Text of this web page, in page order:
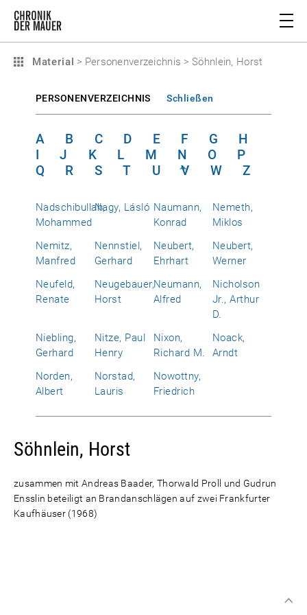
Material > Personenverzeichnis > Söhnlein, Horst
PERSONENVERZEICHNIS Schließen
A B C D E F G
H
I
J K L M N O
P
Q
R S T U V W Z
Nadschibullah,
Mohammed
Nagy, Lásló Naumann,
Konrad
Nemeth,
Miklos
Nemitz,
Manfred
Nennstiel,
Gerhard
Neubert,
Ehrhart
Neubert,
Werner
Neufeld,
Renate
Neugebauer,
Horst
Neumann,
Alfred
Nicholson
Jr., Arthur
D.
Niebling,
Gerhard
Nitze, Paul
Henry
Nixon,
Richard M.
Noack,
Arndt
Norden,
Albert
Norstad,
Lauris
Nowottny,
Friedrich
Söhnlein, Horst
zusammen mit Andreas Baader, Thorwald Proll und Gudrun
Ensslin beteiligt an Brandanschlägen auf zwei Frankfurter
Kaufhäuser (1968)